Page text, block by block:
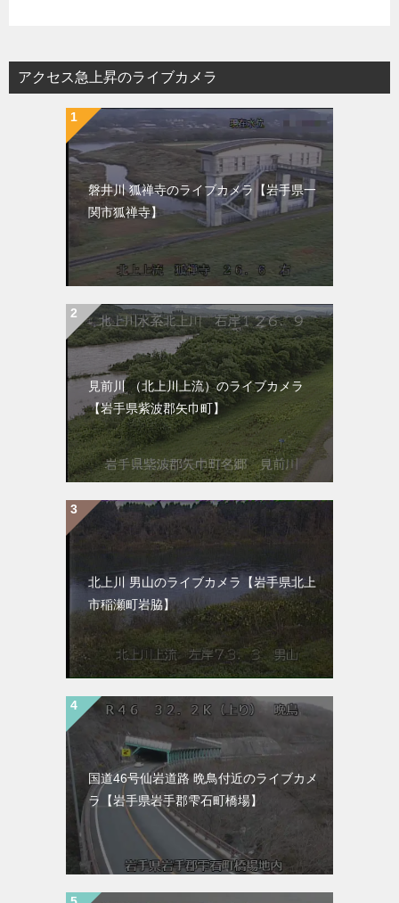
アクセス急上昇のライブカメラ
磐井川 狐禅寺のライブカメラ【岩手県一
関市狐禅寺】
見前川 （北上川上流）のライブカメラ
【岩手県紫波郡矢巾町】
北上川 男山のライブカメラ【岩手県北上
市稲瀬町岩脇】
国道46号仙岩道路 晩鳥付近のライブカメ
ラ【岩手県岩手郡雫石町橋場】